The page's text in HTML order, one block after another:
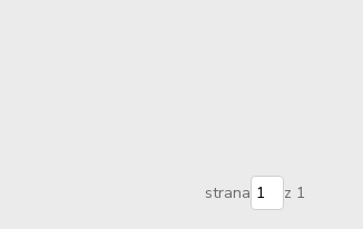
strana z 1